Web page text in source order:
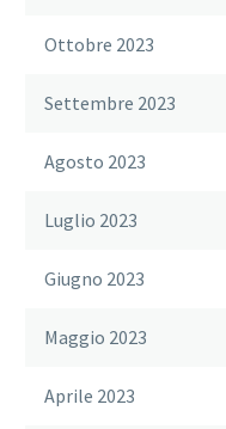
Ottobre 2023
Settembre 2023
Agosto 2023
Luglio 2023
Giugno 2023
Maggio 2023
Aprile 2023